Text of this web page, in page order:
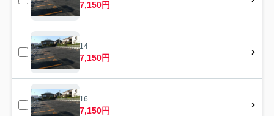
7,150円
14
7,150円
16
7,150円